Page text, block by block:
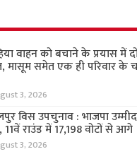
वाहन को बचाने के प्रयास में
मासूम समेत एक ही परिवार के
3, 2026
विस उपचुनाव : भाजपा
राउंड में 17,198 वोटों से आगे
3, 2026